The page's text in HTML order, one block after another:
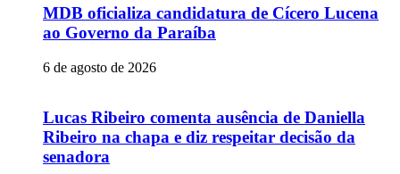
MDB oficializa candidatura de Cícero Lucena
ao Governo da Paraíba
6 de agosto de 2026
Lucas Ribeiro comenta ausência de Daniella
Ribeiro na chapa e diz respeitar decisão da
senadora